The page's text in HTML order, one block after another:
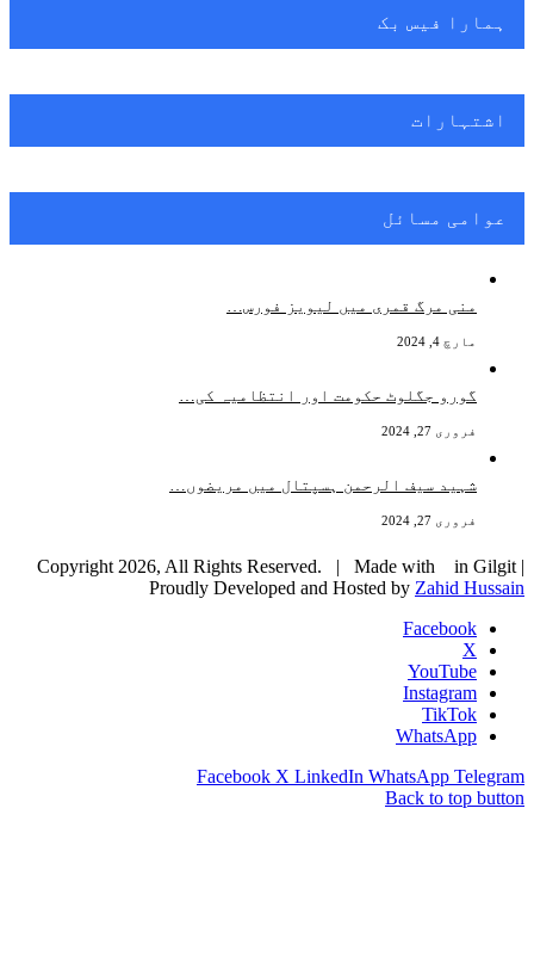
ہمارا فیس بک
اشتہارات
عوامی مسائل
منی مرگ قمری میں لیویز فورس…
مارچ 4, 2024
گورو جگلوٹ حکومت اور انتظامیہ کی…
فروری 27, 2024
شہید سیف الرحمن ہسپتال میں مریضوں…
فروری 27, 2024
Copyright 2026, All Rights Reserved. | Made with
in Gilgit |
Proudly Developed and Hosted by Zahid Hussain
Facebook
X
YouTube
Instagram
TikTok
WhatsApp
Facebook X LinkedIn WhatsApp Telegram
Back to top button